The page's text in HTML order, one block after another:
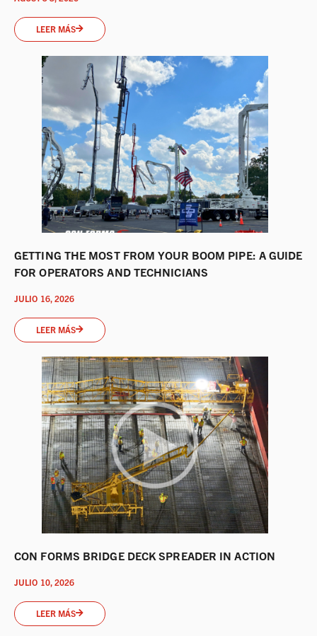
LEER MÁS
GETTING THE MOST FROM YOUR BOOM PIPE: A GUIDE
FOR OPERATORS AND TECHNICIANS
JULIO 16, 2026
LEER MÁS
CON FORMS BRIDGE DECK SPREADER IN ACTION
JULIO 10, 2026
LEER MÁS